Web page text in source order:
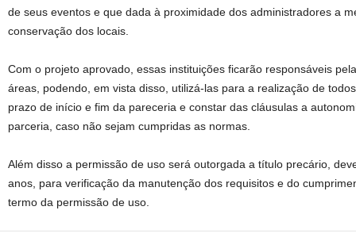
de seus eventos e que dada à proximidade dos administradores a
conservação dos locais.
Com o projeto aprovado, essas instituições ficarão responsáveis
áreas, podendo, em vista disso, utilizá-las para a realização de
prazo de início e fim da pareceria e constar das cláusulas a
parceria, caso não sejam cumpridas as normas.
Além disso a permissão de uso será outorgada a título precário,
anos, para verificação da manutenção dos requisitos e do
termo da permissão de uso.